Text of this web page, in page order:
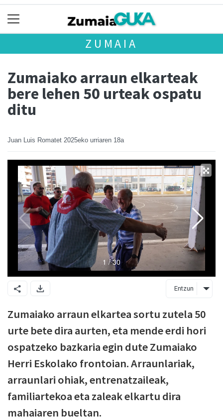
ZUMAIA
Zumaiako arraun elkarteak
bere lehen 50 urteak ospatu
ditu
Juan Luis Romatet 2025eko urriaren 18a
Entzun
Zumaiako arraun elkartea sortu zutela 50
urte bete dira aurten, eta mende erdi hori
ospatzeko bazkaria egin dute Zumaiako
Herri Eskolako frontoian. Arraunlariak,
arraunlari ohiak, entrenatzaileak,
familiartekoa eta zaleak elkartu dira
mahaiaren bueltan.